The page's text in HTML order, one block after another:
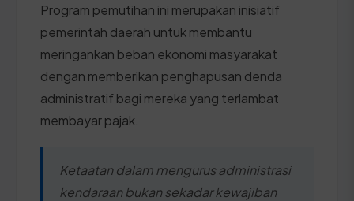
Program pemutihan ini merupakan inisiatif
pemerintah daerah untuk membantu
meringankan beban ekonomi masyarakat
dengan memberikan penghapusan denda
administratif bagi mereka yang terlambat
membayar pajak.
Ketaatan dalam mengurus administrasi
kendaraan bukan sekadar kewajiban